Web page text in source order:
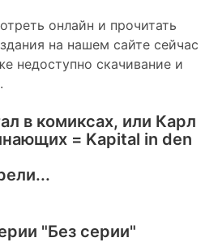
онлайн и прочитать
на нашем сайте сейчас
недоступно скачивание и
в комиксах, или Карл
= Kapital in den
"Без серии"